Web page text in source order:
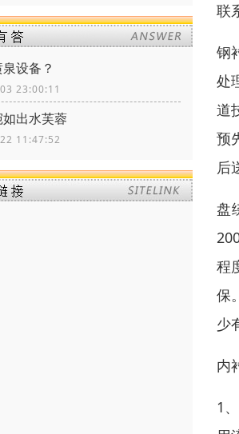
设备？
23:00:11
出水芙蓉
11:47:52
联
钢
处
道
预
后
盘
程
保
少
内
1